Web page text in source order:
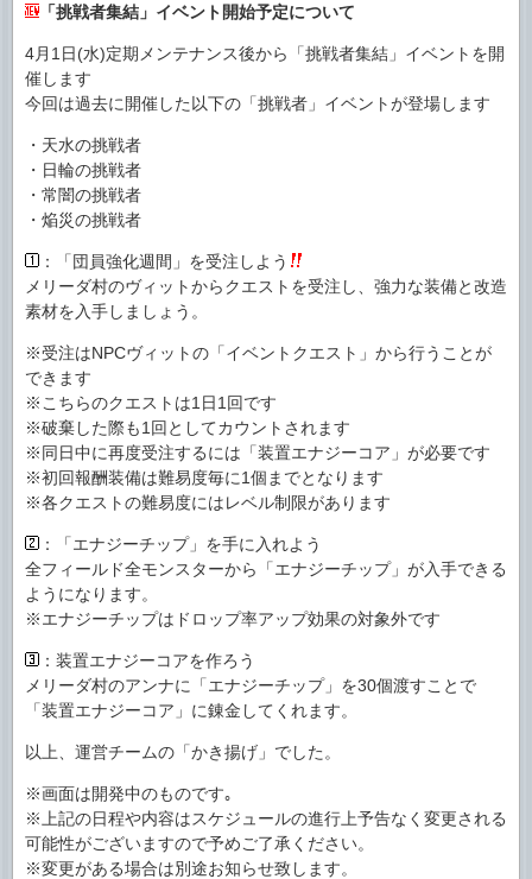
「挑戦者集結」イベント開始予定について
4月1日(水)定期メンテナンス後から「挑戦者集結」イベントを開
催します
今回は過去に開催した以下の「挑戦者」イベントが登場します
・天水の挑戦者
・日輪の挑戦者
・常闇の挑戦者
・焔災の挑戦者
：「団員強化週間」を受注しよう
メリーダ村のヴィットからクエストを受注し、強力な装備と改造
素材を入手しましょう。
※受注はNPCヴィットの「イベントクエスト」から行うことが
できます
※こちらのクエストは1日1回です
※破棄した際も1回としてカウントされます
※同日中に再度受注するには「装置エナジーコア」が必要です
※初回報酬装備は難易度毎に1個までとなります
※各クエストの難易度にはレベル制限があります
：「エナジーチップ」を手に入れよう
全フィールド全モンスターから「エナジーチップ」が入手できる
ようになります。
※エナジーチップはドロップ率アップ効果の対象外です
：装置エナジーコアを作ろう
メリーダ村のアンナに「エナジーチップ」を30個渡すことで
「装置エナジーコア」に錬金してくれます。
以上、運営チームの「かき揚げ」でした。
※画面は開発中のものです｡
※上記の日程や内容はスケジュールの進行上予告なく変更される
可能性がございますので予めご了承ください。
※変更がある場合は別途お知らせ致します。